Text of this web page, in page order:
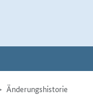
Änderungshistorie